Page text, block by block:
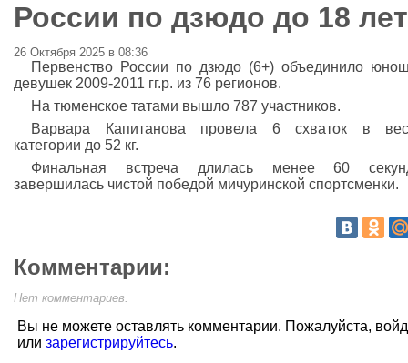
России по дзюдо до 18 лет
26 Октября 2025 в 08:36
Первенство России по дзюдо (6+) объединило
девушек 2009-2011 гг.р. из 76 регионов.
На тюменское татами вышло 787 участников.
Варвара Капитанова провела 6 схваток в
категории до 52 кг.
Финальная встреча длилась менее 60
завершилась чистой победой мичуринской спортсменки.
Комментарии:
Нет комментариев.
Вы не можете оставлять комментарии. Пожалуйста,
или зарегистрируйтесь.